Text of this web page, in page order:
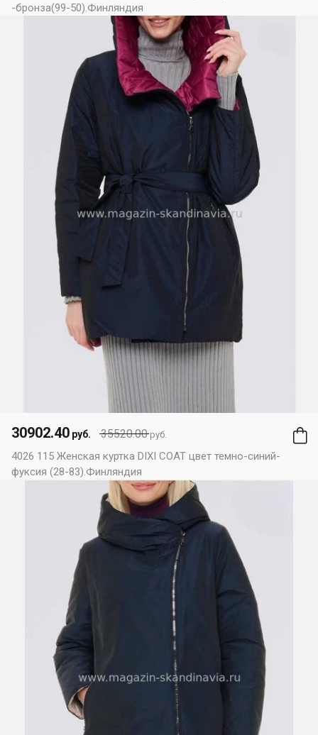
-бронза(99-50).Финляндия
35520.00руб.
30902.40 руб.
4026 115 Женская куртка DIXI COAT цвет темно-синий-
фуксия (28-83).Финляндия